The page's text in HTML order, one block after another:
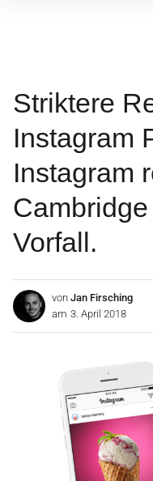
Striktere
Instagram
Instagram
Vorfall.
von Jan Firsching
am 3. April 2018